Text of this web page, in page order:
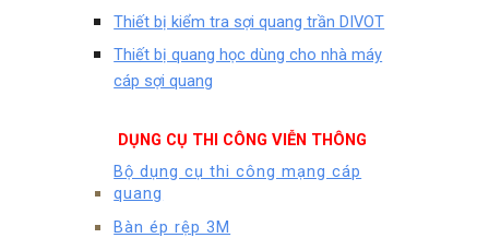
Thiết bị kiểm tra sợi quang trần DIVOT
Thiết bị quang học dùng cho nhà máy
cáp sợi quang
DỤNG CỤ THI CÔNG VIỄN THÔNG
Bộ dụng cụ thi công mạng cáp
quang
Bàn ép rệp 3M